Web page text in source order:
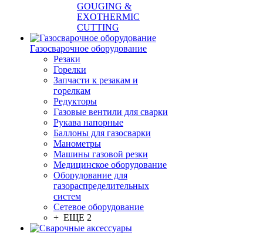
GOUGING &
EXOTHERMIC
CUTTING
Газосварочное оборудование
Резаки
Горелки
Запчасти к резакам и
горелкам
Редукторы
Газовые вентили для сварки
Рукава напорные
Баллоны для газосварки
Манометры
Машины газовой резки
Медицинское оборудование
Оборудование для
газораспределительных
систем
Сетевое оборудование
+ ЕЩЕ 2